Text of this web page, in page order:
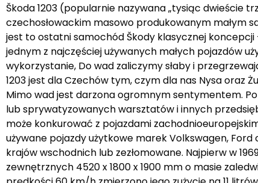
Škoda 1203 (popularnie nazywana „tysiąc dwieście
czechosłowackim masowo produkowanym małym
jest to ostatni samochód Škody klasycznej koncepcji
jednym z najczęściej używanych małych pojazdów
wykorzystanie, Do wad zaliczymy słaby i
1203 jest dla Czechów tym, czym dla nas Nysa oraz
Mimo wad jest darzona ogromnym sentymentem.
lub sprywatyzowanych warsztatów i innych
może konkurować z pojazdami
używane pojazdy użytkowe marek Volkswagen,
krajów wschodnich lub zezłomowane. Najpierw w
zewnętrznych 4520 x 1800 x 1900 mm o masie